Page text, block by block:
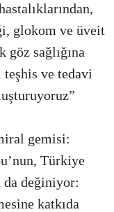
glokom ve üveit
sağlığına
teşhis ve tedavi
gemisi:
Türkiye
da değiniyor:
katkıda